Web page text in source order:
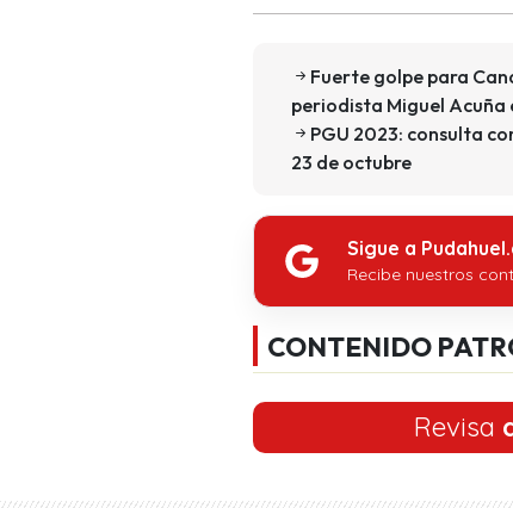
Fuerte golpe para
periodista Miguel Acuña
PGU 2023: consulta
23 de octubre
Sigue a
Recibe nuestros
CONTENIDO
Revisa